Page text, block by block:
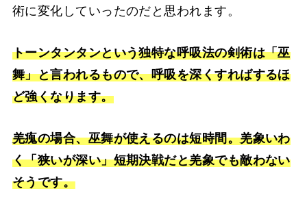
術に変化していったのだと思われます。
トーンタンタンという独特な呼吸法の剣術は「巫
舞」と言われるもので、呼吸を深くすればするほ
ど強くなります。
羌瘣の場合、巫舞が使えるのは短時間。羌象いわ
く「狭いが深い」短期決戦だと羌象でも敵わない
そうです。